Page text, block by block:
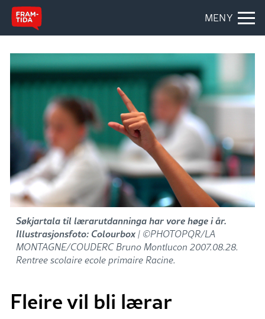
MENY
Søkjartala til lærarutdanninga har vore høge i år.
Illustrasjonsfoto: Colourbox| ©PHOTOPQR/LA
MONTAGNE/COUDERC Bruno Montlucon 2007.08.28.
Rentree scolaire ecole primaire Racine.
Fleire vil bli lærar